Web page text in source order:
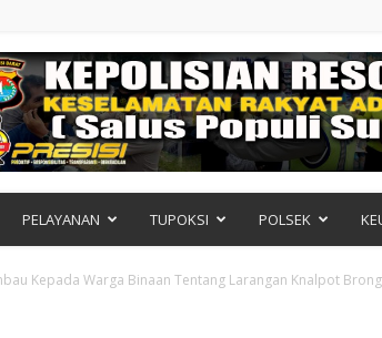
PELAYANAN TUPOKSI POLSEK
Kepada Warga Binaan Tentang Larangan Knalpot Brong